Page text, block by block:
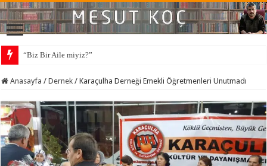
“Biz Bir Aile miyiz?”
Yapay Gündemlerden Gerçeğin Ne Olduğu Unutuldu
Anasayfa / Dernek / Karaçulha Derneği Emekli Öğretmenleri Unutmadı